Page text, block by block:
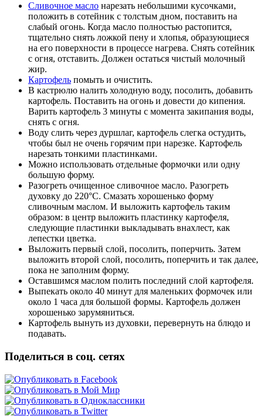
Сливочное масло нарезать небольшими кусочками,
положить в сотейник с толстым дном, поставить на
слабый огонь. Когда масло полностью растопится,
тщательно снять ложкой пену и хлопья, образующиеся
на его поверхности в процессе нагрева. Снять сотейник
с огня, отставить. Должен остаться чистый молочный
жир.
Картофель помыть и очистить.
В кастрюлю налить холодную воду, посолить, добавить
картофель. Поставить на огонь и довести до кипения.
Варить картофель 3 минуты с момента закипания воды,
снять с огня.
Воду слить через дуршлаг, картофель слегка остудить,
чтобы был не очень горячим при нарезке. Картофель
нарезать тонкими пластинками.
Можно использовать отдельные формочки или одну
большую форму.
Разогреть очищенное сливочное масло. Разогреть
духовку до 220°С. Смазать хорошенько форму
сливочным маслом. И выложить картофель таким
образом: в центр выложить пластинку картофеля,
следующие пластинки выкладывать внахлест, как
лепестки цветка.
Выложить первый слой, посолить, поперчить. Затем
выложить второй слой, посолить, поперчить и так далее,
пока не заполним форму.
Оставшимся маслом полить последний слой картофеля.
Выпекать около 40 минут для маленьких формочек или
около 1 часа для большой формы. Картофель должен
хорошенько зарумяниться.
Картофель вынуть из духовки, перевернуть на блюдо и
подавать.
Поделиться в соц. сетях